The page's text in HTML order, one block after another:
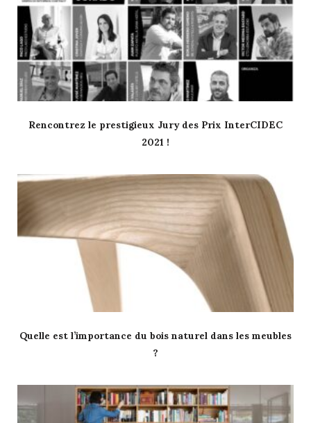
Rencontrez le prestigieux Jury des Prix InterCIDEC
2021 !
Quelle est l’importance du bois naturel dans les meubles
?